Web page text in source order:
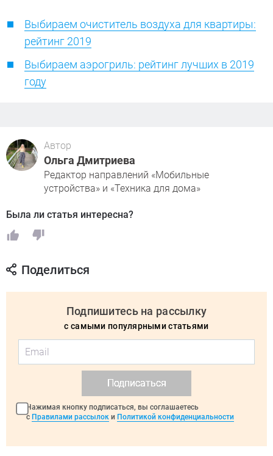
Выбираем очиститель воздуха для квартиры:
рейтинг 2019
Выбираем аэрогриль: рейтинг лучших в 2019
году
Автор
Ольга Дмитриева
Редактор направлений «Мобильные
устройства» и «Техника для дома»
Была ли статья интересна?
Поделиться
Подпишитесь на рассылку
с самыми популярными статьями
Подписаться
Нажимая кнопку подписаться, вы соглашаетесь
с Правилами рассылок и Политикой конфиденциальности